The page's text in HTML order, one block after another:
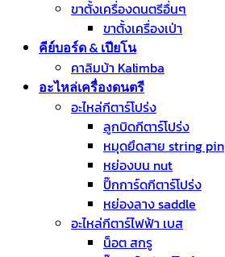
ขาตั้งเครื่องดนตรีอื่นๆ
ขาตั้งเครื่องเป่า
คีย์บอร์ด & เปียโน
คาลิมบ้า Kalimba
อะไหล่เครื่องดนตรี
อะไหล่กีตาร์โปร่ง
ลูกบิดกีตาร์โปร่ง
หมุดยึดสาย string pin
หย่องบน nut
ปิ๊กการ์ดกีตาร์โปร่ง
หย่องลาง saddle
อะไหล่กีตาร์ไฟฟ้า เบส
น็อต สกรู